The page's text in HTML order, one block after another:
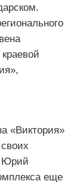
«Виктория»
Юрий
еще